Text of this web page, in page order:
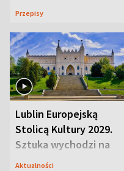
serowy zachwyca
Przepisy
Lublin Europejską
Stolicą Kultury 2029.
Sztuka wychodzi na
ulice
Aktualności